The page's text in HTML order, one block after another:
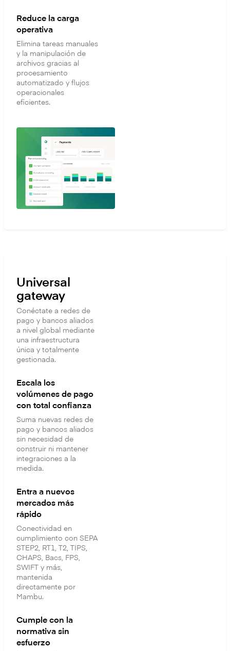
Reduce la carga
operativa
Elimina tareas manuales
y la manipulación de
archivos gracias al
procesamiento
automatizado y flujos
operacionales
eficientes.
Universal
gateway
Conéctate a redes de
pago y bancos aliados
a nivel global mediante
una infraestructura
única y totalmente
gestionada.
Escala los
volúmenes de pago
con total confianza
Suma nuevas redes de
pago y bancos aliados
sin necesidad de
construir ni mantener
integraciones a la
medida.
Entra a nuevos
mercados más
rápido
Conectividad en
cumplimiento con SEPA
STEP2, RT1, T2, TIPS,
CHAPS, Bacs, FPS,
SWIFT y más,
mantenida
directamente por
Mambu.
Cumple con la
normativa sin
esfuerzo